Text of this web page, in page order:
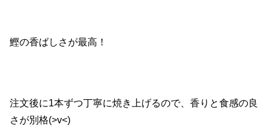
鰹の香ばしさが最高！
注文後に1本ずつ丁寧に焼き上げるので、香りと食感の良
さが別格(>v<)